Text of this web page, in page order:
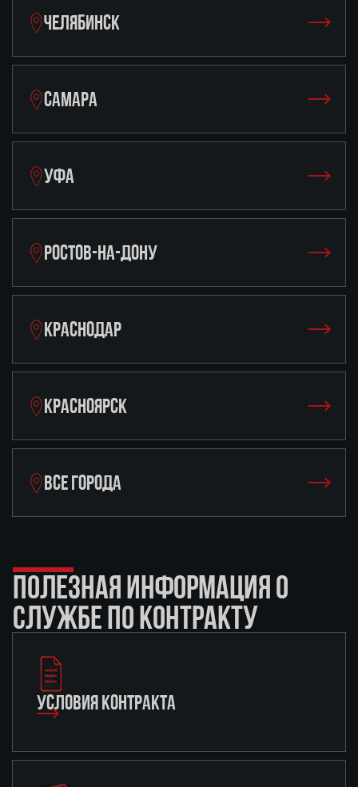
ЧЕЛЯБИНСК
САМАРА
УФА
РОСТОВ-НА-ДОНУ
КРАСНОДАР
КРАСНОЯРСК
ВСЕ ГОРОДА
ПОЛЕЗНАЯ ИНФОРМАЦИЯ О
СЛУЖБЕ ПО КОНТРАКТУ
УСЛОВИЯ КОНТРАКТА